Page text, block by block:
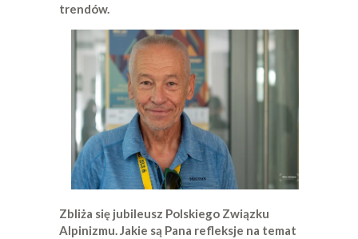
trendów.
Zbliża się jubileusz Polskiego Związku
Alpinizmu. Jakie są Pana refleksje na temat